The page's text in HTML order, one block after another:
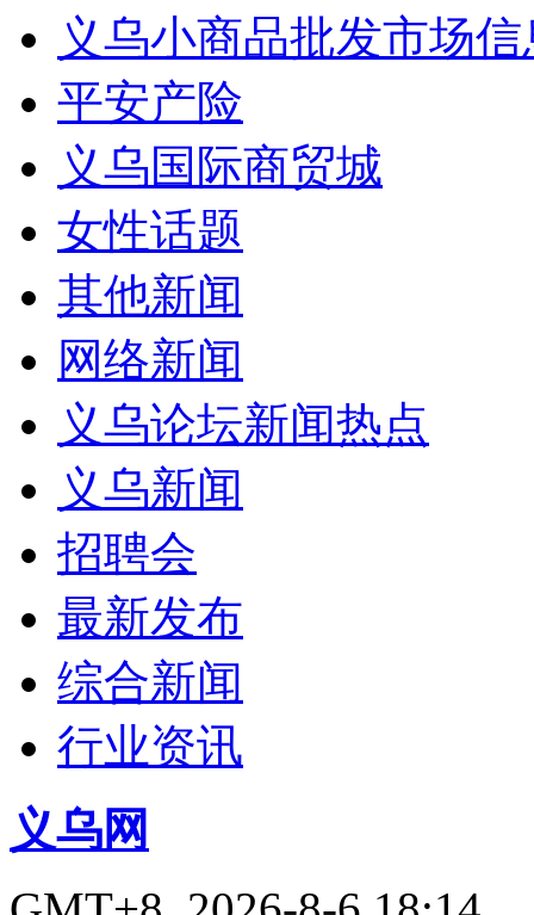
义乌小商品批发市场
平安产险
义乌国际商贸城
女性话题
其他新闻
网络新闻
义乌论坛新闻热点
义乌新闻
招聘会
最新发布
综合新闻
行业资讯
义乌网